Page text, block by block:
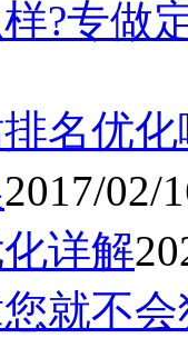
?专做
名优
2017/02/
详解
就不